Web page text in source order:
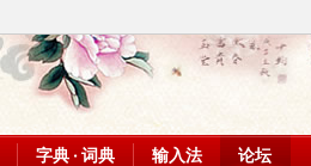
字典 · 词典 输入法 论坛